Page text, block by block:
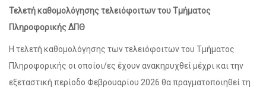
Τελετή καθομολόγησης τελειόφοιτων του Τμήματος
Πληροφορικής ΔΠΘ
Η τελετή καθομολόγησης των τελειόφοιτων του Τμήματος
Πληροφορικής οι οποίοι/ες έχουν ανακηρυχθεί μέχρι και την
εξεταστική περίοδο Φεβρουαρίου 2026 θα πραγματοποιηθεί τη